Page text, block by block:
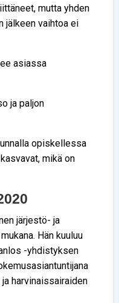
mutta yhden
jälkeen vaihtoa ei
asiassa
ja paljon
opiskellessa
mikä on
järjestö- ja
Hän kuuluu
-yhdistyksen
harvinaissairaiden